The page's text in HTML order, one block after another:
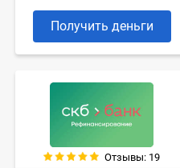
Получить деньги
Отзывы: 19